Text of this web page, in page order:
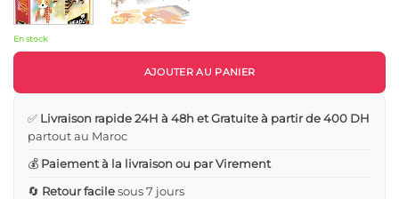
En stock
AJOUTER AU PANIER
✅ Livraison rapide 24H à 48h et Gratuite à partir de 400 DH
partout au Maroc
💰 Paiement à la livraison ou par Virement
🔄 Retour facilesous 7 jours